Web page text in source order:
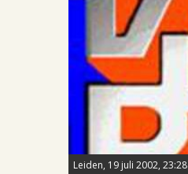
Leiden, 19 juli 2002, 23:28